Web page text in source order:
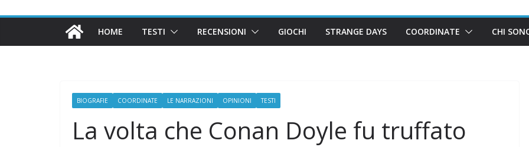
HOME TESTI RECENSIONI GIOCHI STRANGE DAYS COORDINATE CHI
BIOGRAFIE COORDINATE LE NARRAZIONI OPINIONI TESTI
La volta che Conan Doyle fu truffato